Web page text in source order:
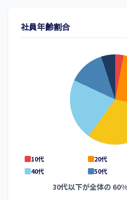
社員年齢割合
10代 20代
40代
50代
30代以下が全体の